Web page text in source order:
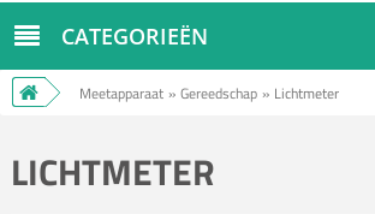
CATEGORIEËN
Meetapparaat » Gereedschap » Lichtmeter
LICHTMETER